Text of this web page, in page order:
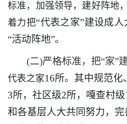
标准，加强领导，建好阵地
着力把“代表之家”建设成人
“活动阵地”。
(二)严格标准，把“家”建
代表之家16所。其中规范化
3所，社区级2所，嘎查村
和各基层人大共同努力，完